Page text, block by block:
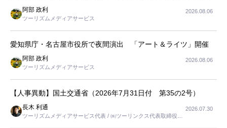
阿部 政利
ツーリズムメディアサービス
2026.08.06
愛知県庁・名古屋市役所で夜間演出 「アート＆ライツ」開催
阿部 政利
ツーリズムメディアサービス
2026.08.06
【人事異動】国土交通省（2026年7月31日付 第35の2号）
長木 利通
ツーリズムメディアサービス代表 / ㈱ツーリンクス代表取締役社
2026.07.30